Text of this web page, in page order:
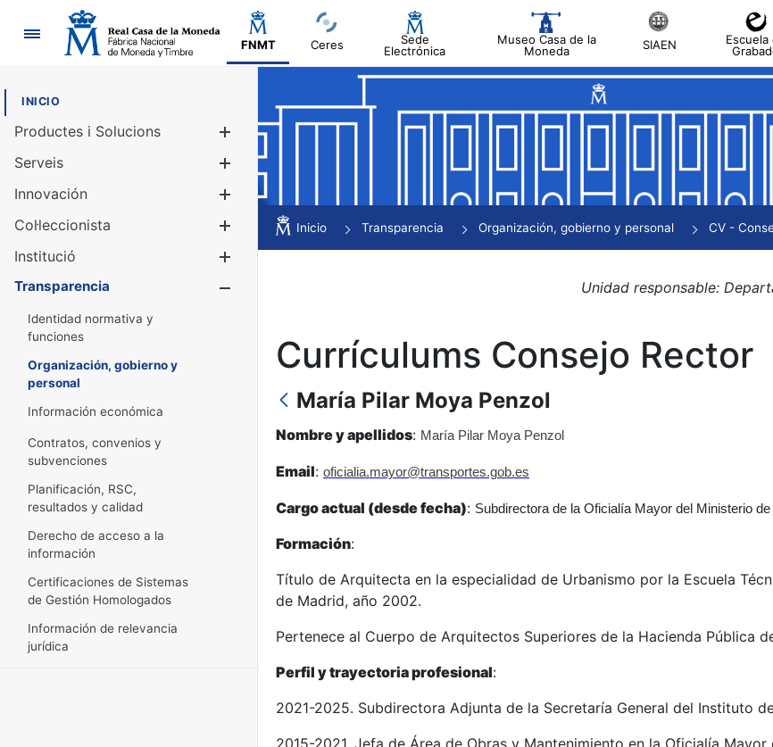
Navegació
FNMT Ceres
Sede
Electrónica
Museo Casa de la
Moneda
SIAEN
Escuela
INICIO
Productes i Solucions
Mostra/Amaga
Serveis
Innovación
Col·leccionista
Mostra/Amaga
Institució
Transparencia
Identidad normativa y
funciones
Organización, gobierno y
personal
Información económica
Contratos, convenios y
subvenciones
Planificación, RSC,
resultados y calidad
Derecho de acceso a la
información
Certificaciones de Sistemas
de Gestión Homologados
Información de relevancia
jurídica
Inicio Transparencia Organización, gobierno y personal CV -
Unidad responsable:
Currículums Consejo Rector
María Pilar Moya Penzol
Nombre y apellidos: María Pilar Moya Penzol
Email: oficialia.mayor@transportes.gob.es
Cargo actual (desde fecha): Subdirectora de la Oficialía Mayor del Ministerio
Formación:
Título de Arquitecta en la especialidad de Urbanismo por la Escuela
de Madrid, año 2002.
Pertenece al Cuerpo de Arquitectos Superiores de la Hacienda Pública
Perfil y trayectoria profesional:
2021-2025. Subdirectora Adjunta de la Secretaría General del Instituto